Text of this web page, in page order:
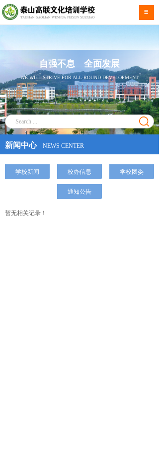
自强不息 全面发展
WE WILL STRIVE FOR ALL-ROUND DEVELOPMENT
新闻中心NEWS CENTER
校办信息 学校团委
学校新闻
通知公告
暂无相关记录！